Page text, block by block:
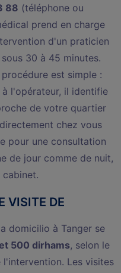
88 (téléphone ou
prend en charge
d'un praticien
30 à 45 minutes.
est simple :
l'opérateur, il identifie
de votre quartier
chez vous
pour une consultation
de jour comme de nuit,
cabinet.
VISITE DE
domicilio à Tanger se
500 dirhams, selon le
Les visites